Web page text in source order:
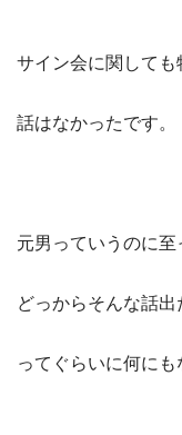
サイン会に関して
話はなかったです。
元男っていうのに至
どっからそんな話出
ってぐらいに何にも